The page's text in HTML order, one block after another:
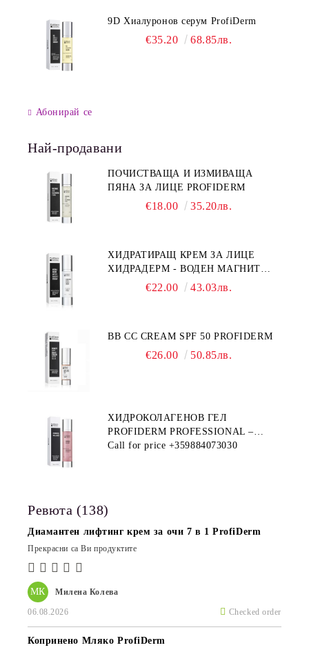
9D Хиалуронов серум ProfiDerm
€35.20 68.85лв.
Абонирай се
Най-продавани
ПОЧИСТВАЩА И ИЗМИВАЩА
ПЯНА ЗА ЛИЦЕ PROFIDERM
€18.00 35.20лв.
ХИДРАТИРАЩ КРЕМ ЗА ЛИЦЕ
ХИДРАДЕРМ - ВОДЕН МАГНИТ
PROFIDERM€22.00 43.03лв.
BB CC CREAM SPF 50 PROFIDERM
€26.00 50.85лв.
ХИДРОКОЛАГЕНОВ ГЕЛ
PROFIDERM PROFESSIONAL –
ПРОДУКТ ЗА ДЪЛБОКА
Call for price +359884073030
Ревюта (138)
МК Милена Колева
06.08.2026 Checked order
Диамантен лифтинг крем за очи 7 в 1 ProfiDerm
Прекрасни са Ви продуктите
Копринено Мляко ProfiDerm